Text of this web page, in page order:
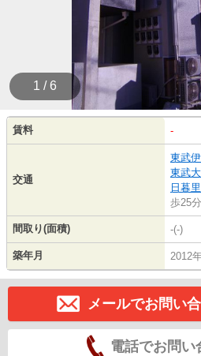
1 / 6
賃料 -
交通
東武
東武
日暮
歩25分
間取り(面積) -(-)
築年月 2012
メールでお問い
電話でお問い